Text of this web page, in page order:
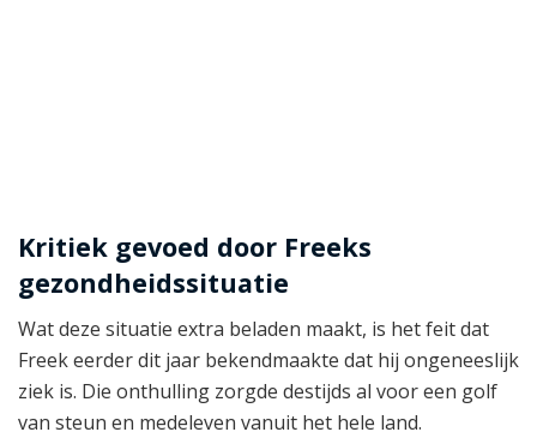
Kritiek gevoed door Freeks
gezondheidssituatie
Wat deze situatie extra beladen maakt, is het feit dat
Freek eerder dit jaar bekendmaakte dat hij ongeneeslijk
ziek is. Die onthulling zorgde destijds al voor een golf
van steun en medeleven vanuit het hele land.